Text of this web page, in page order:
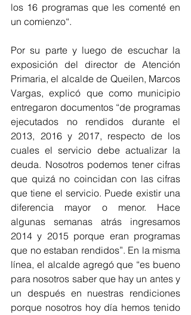
los 16 programas que les comenté en
un comienzo“.
Por su parte y luego de escuchar la
exposición del director de Atención
Primaria, el alcalde de Queilen, Marcos
Vargas, explicó que como municipio
entregaron documentos “de programas
ejecutados no rendidos durante el
2013, 2016 y 2017, respecto de los
cuales el servicio debe actualizar la
deuda. Nosotros podemos tener cifras
que quizá no coincidan con las cifras
que tiene el servicio. Puede existir una
diferencia mayor o menor. Hace
algunas semanas atrás ingresamos
2014 y 2015 porque eran programas
que no estaban rendidos”. En la misma
línea, el alcalde agregó que “es bueno
para nosotros saber que hay un antes y
un después en nuestras rendiciones
porque nosotros hoy día hemos tenido